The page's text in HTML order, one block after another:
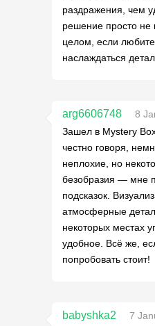
раздражения, чем
решение просто не
целом, если любите
наслаждаться
arg6606748
8
Зашел в Mystery
честно говоря,
неплохие, но
безобразия — мне
подсказок.
атмосферные
некоторых местах
удобное. Всё же,
попробовать стоит!
babyshka2
7